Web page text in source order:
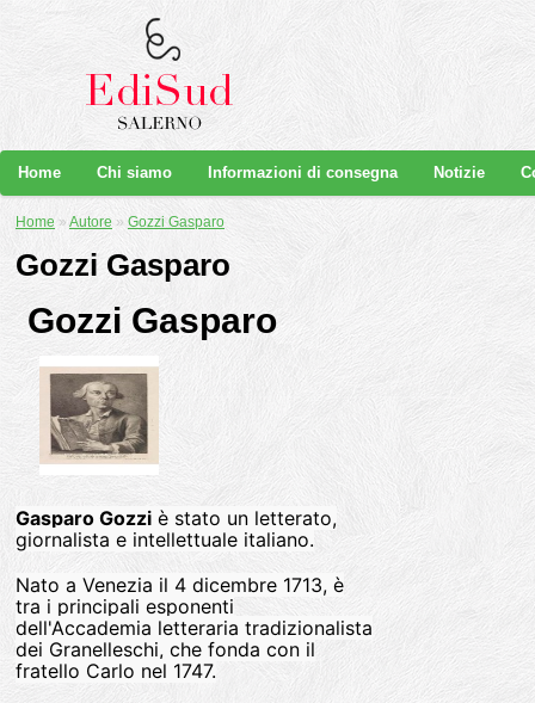
Home Chi siamo Informazioni di consegna Notizie
Home » Autore » Gozzi Gasparo
Gozzi Gasparo
Gozzi Gasparo
Gasparo Gozzi è stato un letterato,
giornalista e intellettuale italiano.
Nato a Venezia il 4 dicembre 1713, è
tra i principali esponenti
dell'Accademia letteraria tradizionalista
dei Granelleschi, che fonda con il
fratello Carlo nel 1747.